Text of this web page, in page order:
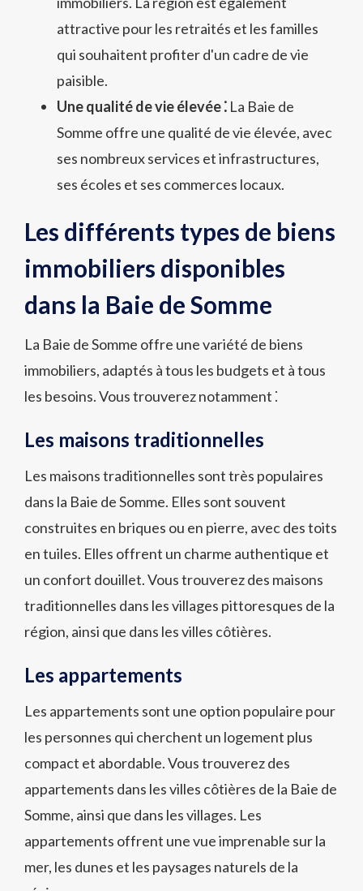
attractive pour les retraités et les familles
qui souhaitent profiter d'un cadre de vie
paisible.
Une qualité de vie élevée ⁚ La Baie de
Somme offre une qualité de vie élevée, avec
ses nombreux services et infrastructures,
ses écoles et ses commerces locaux.
Les différents types de biens
immobiliers disponibles
dans la Baie de Somme
La Baie de Somme offre une variété de biens
immobiliers, adaptés à tous les budgets et à tous
les besoins. Vous trouverez notamment ⁚
Les maisons traditionnelles
Les maisons traditionnelles sont très populaires
dans la Baie de Somme. Elles sont souvent
construites en briques ou en pierre, avec des toits
en tuiles. Elles offrent un charme authentique et
un confort douillet. Vous trouverez des maisons
traditionnelles dans les villages pittoresques de la
région, ainsi que dans les villes côtières.
Les appartements
Les appartements sont une option populaire pour
les personnes qui cherchent un logement plus
compact et abordable. Vous trouverez des
appartements dans les villes côtières de la Baie de
Somme, ainsi que dans les villages. Les
appartements offrent une vue imprenable sur la
mer, les dunes et les paysages naturels de la